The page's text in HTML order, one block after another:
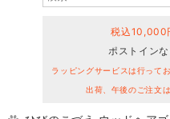
税込10,000
ポストイン
ラッピングサービスは行って
出荷、午後のご注文